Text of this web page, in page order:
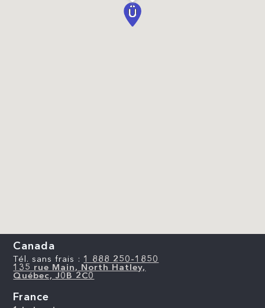
Canada
Tél. sans frais : 1 888 250-1850
135 rue Main, North Hatley,
Québec, J0B 2C0
France